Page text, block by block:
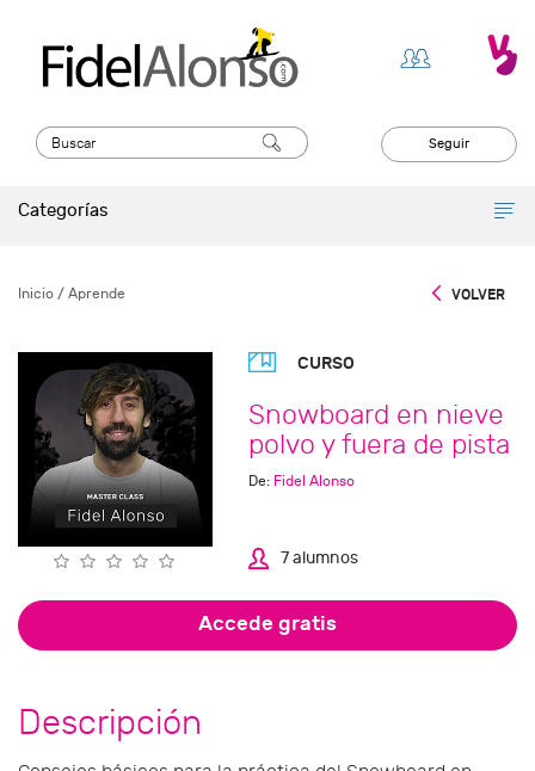
Seguir
Categorías
Inicio / Aprende VOLVER
CURSO
Snowboard en nieve
polvo y fuera de pista
De: Fidel Alonso
7 alumnos
Accede gratis
Descripción